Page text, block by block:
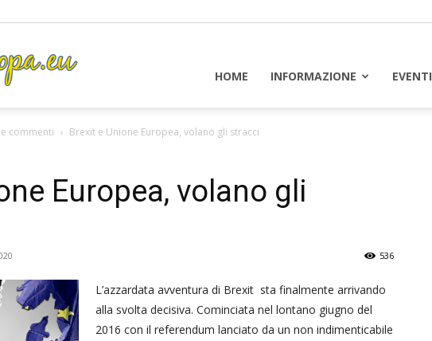
HOME INFORMAZIONE EVENTI
commenti Brexit e Unione Europea, volano gli stracci
Europea, volano gli
536
L’azzardata avventura di Brexit sta finalmente arrivando
alla svolta decisiva. Cominciata nel lontano giugno del
2016 con il referendum lanciato da un non indimenticabile